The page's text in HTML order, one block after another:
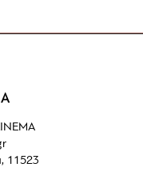
11523